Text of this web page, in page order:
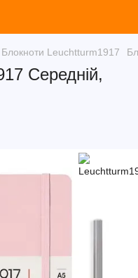
Блокноти Leuchtturm1917
Середній,